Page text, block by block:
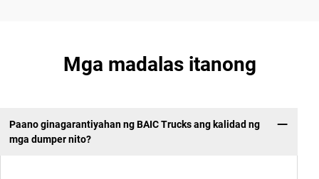
Mga madalas itanong
Paano ginagarantiyahan ng BAIC Trucks ang kalidad ng
mga dumper nito?